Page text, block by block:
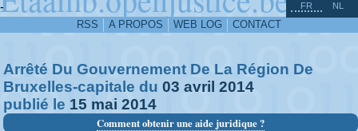
-
RSS A PROPOS WEB LOG CONTACT
FR NL
Arrêté Du Gouvernement De La Région De
Bruxelles-capitale du 03 avril 2014
publié le 15 mai 2014
Comment obtenir une aide juridique ?
^